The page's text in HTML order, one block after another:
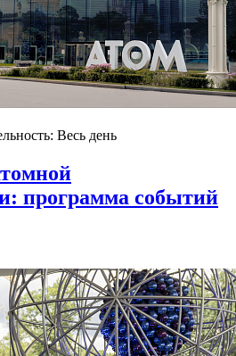
Весь день
программа событий